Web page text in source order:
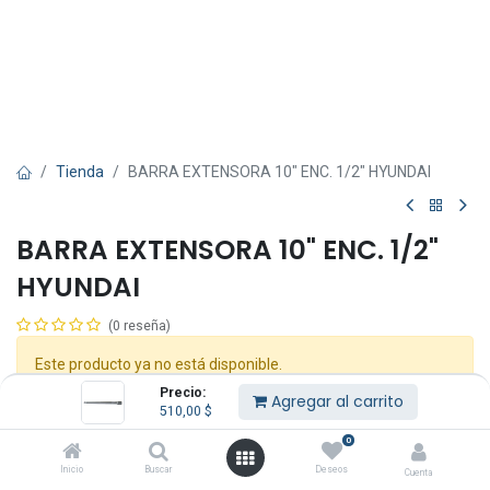
Precio:
510,00 $ Agregar al carrito
Inicio Buscar
0
Deseos Cuenta
Tienda BARRA EXTENSORA 10" ENC. 1/2" HYUNDAI
BARRA EXTENSORA 10" ENC. 1/2"
HYUNDAI
(0 reseña)
Este producto ya no está disponible.
Compartir :